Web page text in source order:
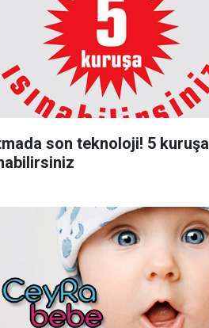
son teknoloji! 5 kuruşa